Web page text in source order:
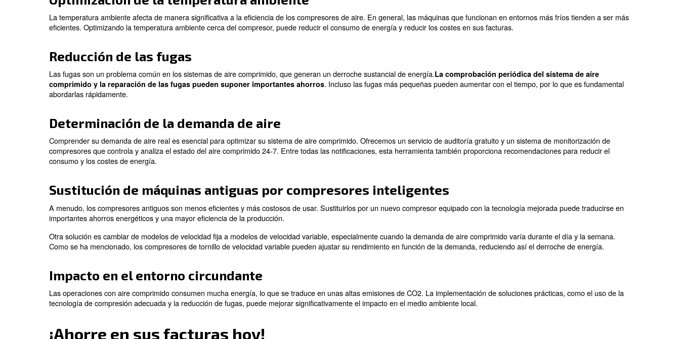
Además, el mantenimiento y la recuperación de calor también deben tenerse en cuenta para una evaluación más precisa de los costes.El
está programado: Los servicios de mantenimiento periódico ayudan a encontrar problemas y evitar averías repentinas.
En su lugar, si no inspecciona el sistema de aire comprimido completo con regularidad, no notará posibles fugas, óxido y otros problemas que puedan
Estos problemas pueden ser costosos, así como la asistencia no planificada de un técnico.
Los sistemas de recuperación de calorson una buena forma de reducir el impacto de su sistema de aire comprimido en sus facturas. Puede
de varias formas dentro de su empresa. Puede obtener más información en este artículo.
Soluciones prácticas para ahorrar dinero en aire comprimido
Existen varias formas de ahorrar dinero en aire comprimido. Si bien hemos introducido algunas de estas soluciones, aquí hay una lista de las principales
Optimización de la temperatura ambiente
La temperatura ambiente afecta de manera significativa a la eficiencia de los compresores de aire. En general, las máquinas que funcionan en entornos
eficientes. Optimizando la temperatura ambiente cerca del compresor, puede reducir el consumo de energía y reducir los costes en sus facturas.
Reducción de las fugas
Las fugas son un problema común en los sistemas de aire comprimido, que generan un derroche sustancial de energía.
abordarlas rápidamente.